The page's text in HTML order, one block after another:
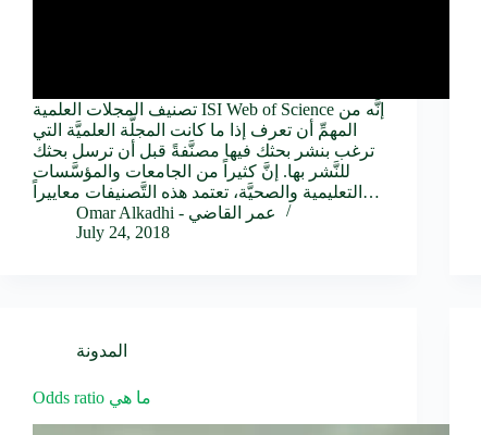
تصنيف المجلات العلمية ISI Web of Science إنَّه من
المهمِّ أن تعرف إذا ما كانت المجلَّة العلميَّة التي
ترغب بنشر بحثك فيها مصنَّفةً قبل أن ترسل بحثك
للنَّشر بها. إنَّ كثيراً من الجامعات والمؤسَّسات
التعليمية والصحيَّة، تعتمد هذه التَّصنيفات معاييراً…
Omar Alkadhi - عمر القاضي
July 24, 2018
المدونة
Odds ratio ما هي